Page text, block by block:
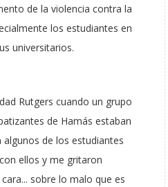
de la violencia contra la
los estudiantes en
universitarios.
Rutgers cuando un grupo
de Hamás estaban
algunos de los estudiantes
ellos y me gritaron
sobre lo malo que es